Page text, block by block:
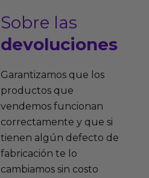
Sobre las
devoluciones
Garantizamos que los
productos que
vendemos funcionan
correctamente y que si
tienen algún defecto de
fabricación te lo
cambiamos sin costo